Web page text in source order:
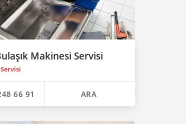
Makinesi Servisi
66 91 ARA